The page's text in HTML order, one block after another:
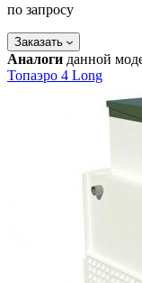
по запросу
Заказать
Аналоги данной
Топаэро 4 Long